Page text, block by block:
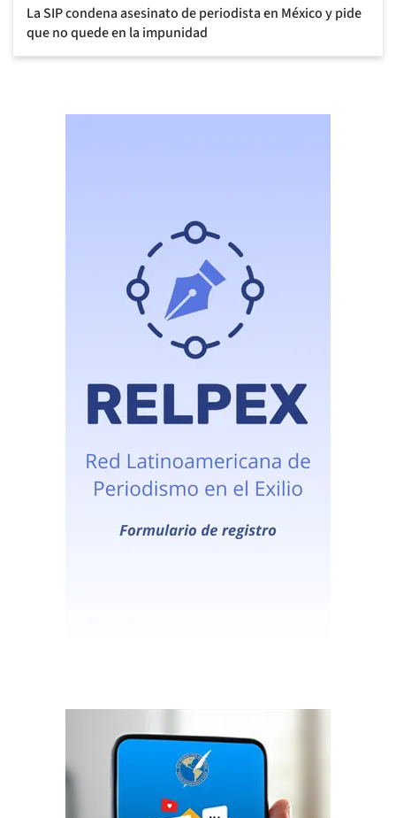
La SIP condena asesinato de periodista en México y pide
que no quede en la impunidad